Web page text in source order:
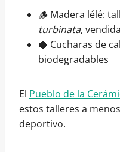
🪵 Madera lélé:
turbinata,
🥥 Cucharas de
biodegradables
El Pueblo de la
estos talleres a
deportivo.